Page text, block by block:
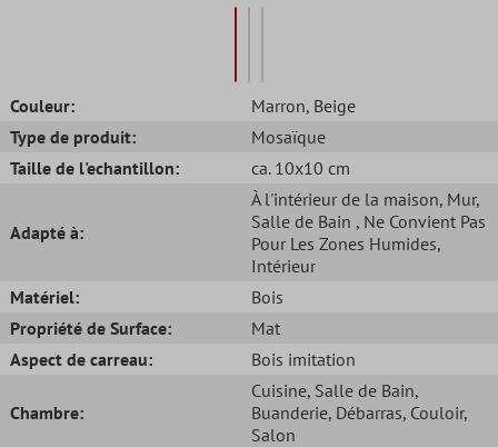
Couleur: Marron, Beige
Type de produit:
Mosaïque
Taille de l'echantillon:
ca. 10x10 cm
Adapté à:
À l'intérieur de la maison, Mur,
Salle de Bain , Ne Convient Pas
Pour Les Zones Humides,
Intérieur
Matériel:
Bois
Propriété de Surface:
Mat
Aspect de carreau:
Bois imitation
Chambre:
Cuisine, Salle de Bain,
Buanderie, Débarras, Couloir,
Salon